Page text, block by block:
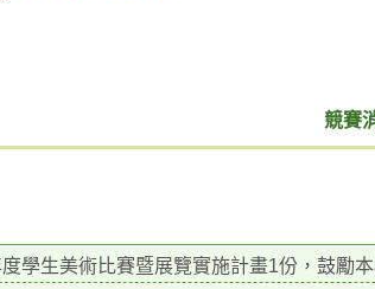
競賽
學生美術比賽暨展覽實施計畫1份，鼓勵